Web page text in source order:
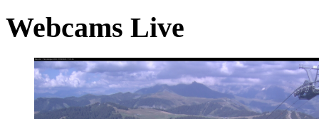
Webcams Live